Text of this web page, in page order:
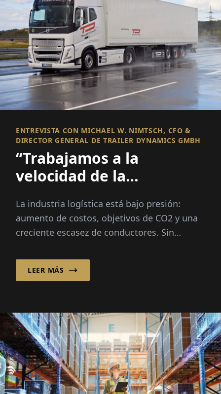
ENTREVISTA CON MICHAEL W. NIMTSCH, CFO &
DIRECTOR GENERAL DE TRAILER DYNAMICS GMBH
“Trabajamos a la
velocidad de la
Lamentablemente la
burocracia no”
La industria logística está bajo presión:
aumento de costos, objetivos de CO2 y una
creciente escasez de conductores. Sin
firmemente en un...
LEER MÁS